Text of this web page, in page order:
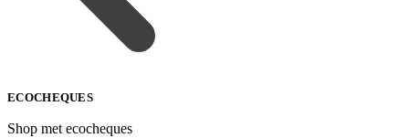
ECOCHEQUES
Shop met ecocheques